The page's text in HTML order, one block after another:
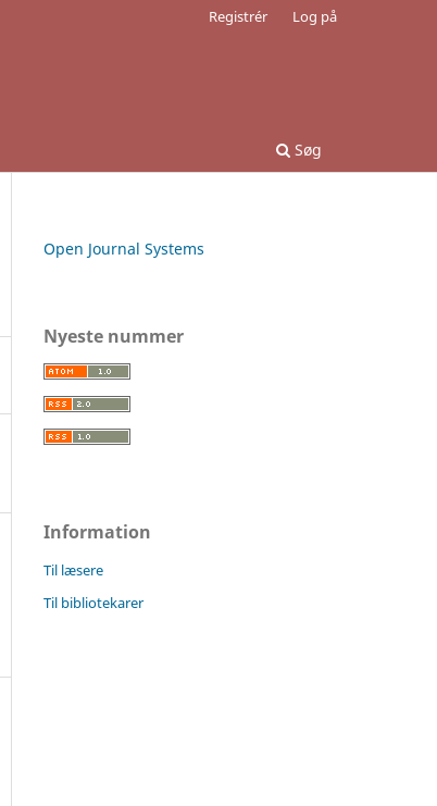
Søg
Registrér Log på
Open Journal Systems
Nyeste nummer
Information
Til læsere
Til bibliotekarer